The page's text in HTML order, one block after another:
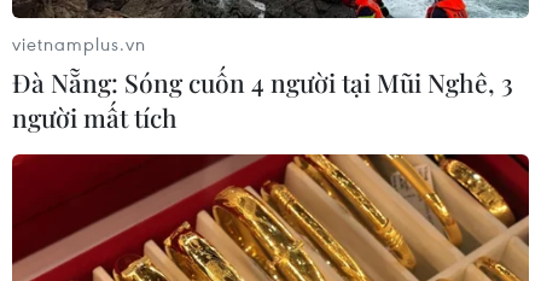
vietnamplus.vn
Đà Nẵng: Sóng cuốn 4 người tại Mũi Nghê, 3
người mất tích